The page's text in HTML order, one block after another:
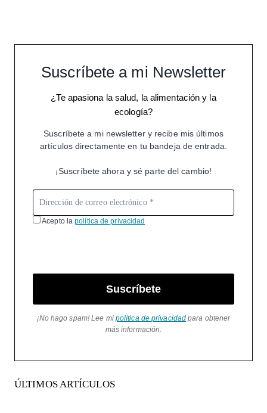
Suscríbete a mi Newsletter
¿Te apasiona la salud, la alimentación y la
ecología?
Suscríbete a mi newsletter y recibe mis últimos
artículos directamente en tu bandeja de entrada.
¡Suscríbete ahora y sé parte del cambio!
Acepto lapolítica de privacidad
Suscríbete
¡No hago spam! Lee mi política de privacidad para obtener
más información.
ÚLTIMOS ARTÍCULOS